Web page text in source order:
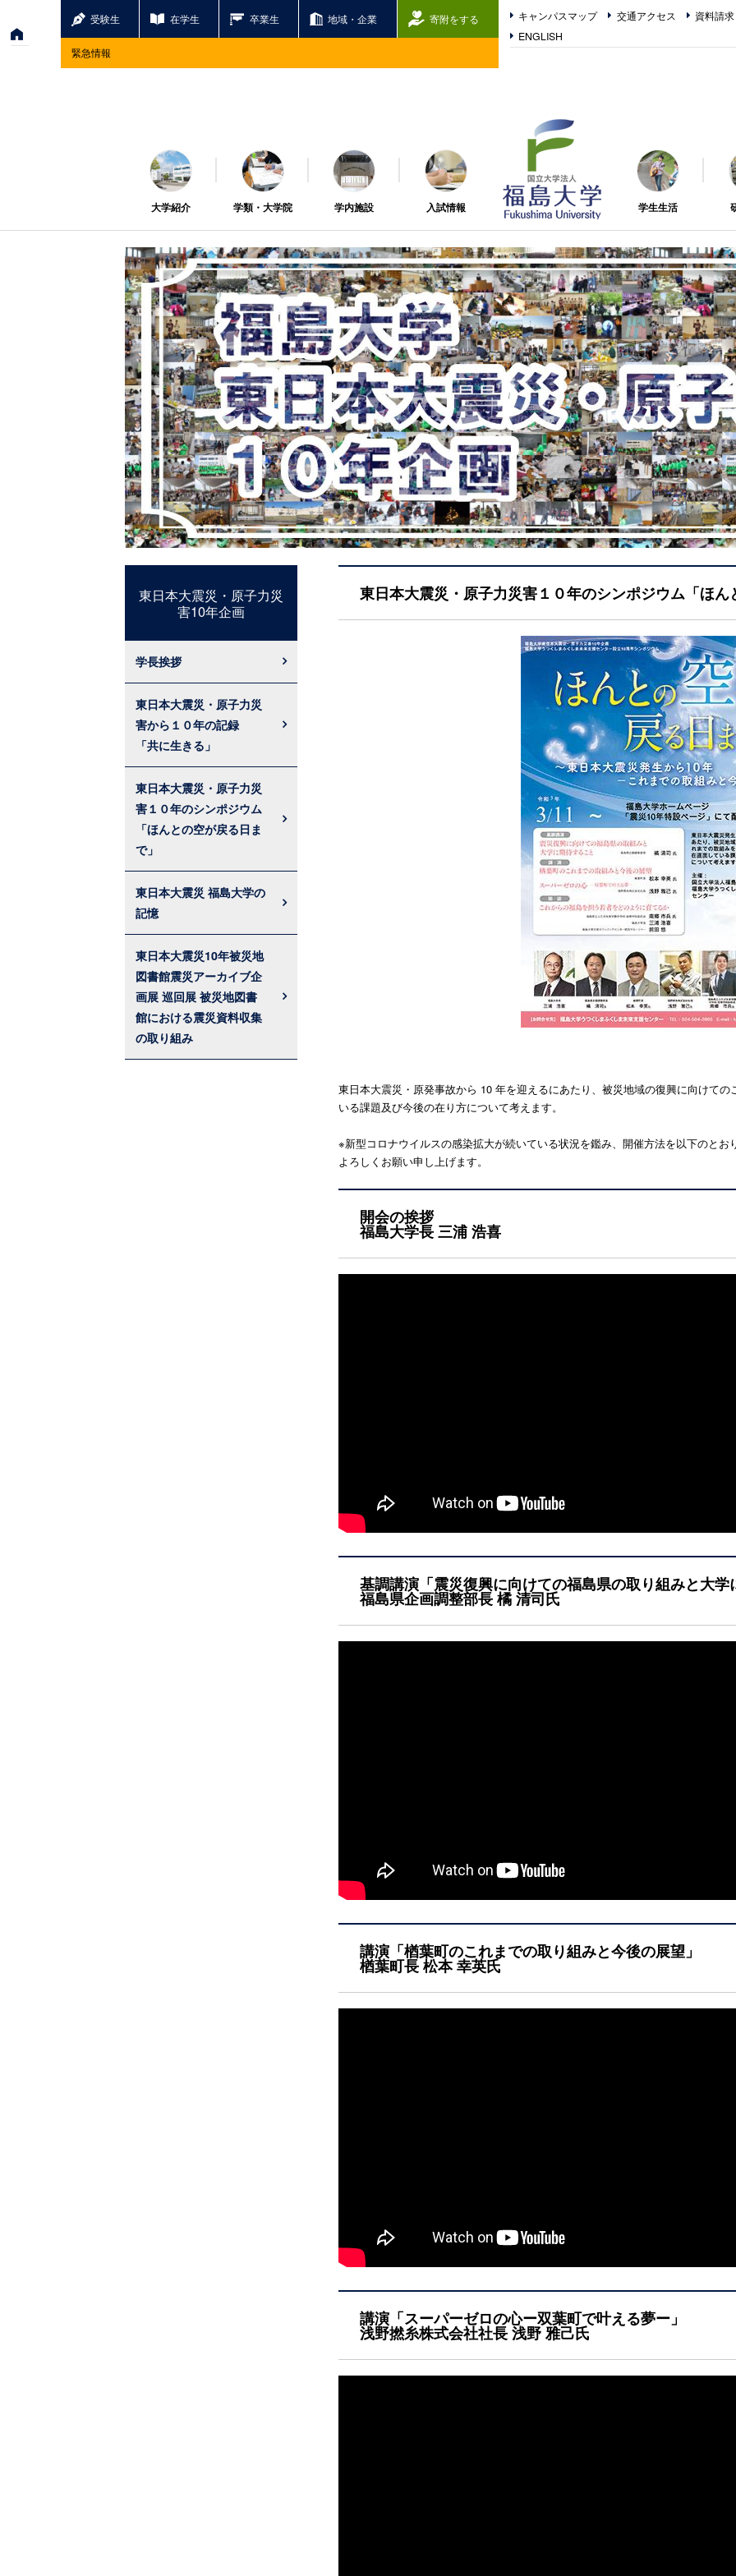
受験生 在学生 卒業生 地域・企業 寄附をする
緊急情報
キャンパスマップ 交通アクセス 資料請求
ENGLISH
大学紹介 学類・大学院 学内施設 入試情報 学生生活
東日本大震災・原子力災害１０年のシンポジウム「ほん
東日本大震災・原発事故から 10 年を迎えるにあたり、被災地域の復興に向けて
いる課題及び今後の在り方について考えます。
※新型コロナウイルスの感染拡大が続いている状況を鑑み、開催方法を以下のと
よろしくお願い申し上げます。
開会の挨拶
福島大学長 三浦 浩喜
基調講演「震災復興に向けての福島県の取り組みと大学
福島県企画調整部長 橘 清司氏
講演「楢葉町のこれまでの取り組みと今後の展望」
楢葉町長 松本 幸英氏
講演「スーパーゼロの心ー双葉町で叶える夢ー」
浅野撚糸株式会社社長 浅野 雅己氏
東日本大震災・原子力災
害10年企画
学長挨拶
東日本大震災・原子力災
害から１０年の記録
「共に生きる」
東日本大震災・原子力災
害１０年のシンポジウム
「ほんとの空が戻る日ま
で」
東日本大震災 福島大学の
記憶
東日本大震災10年被災地
図書館震災アーカイブ企
画展 巡回展 被災地図書
館における震災資料収集
の取り組み